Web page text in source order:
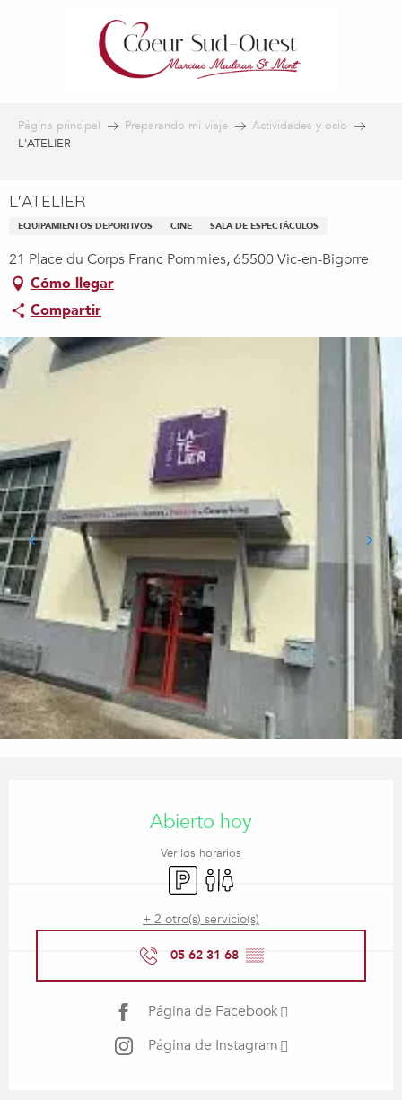
Página principal Preparando mi viaje
Actividades y ocio
L'ATELIER
L'ATELIER
EQUIPAMIENTOS DEPORTIVOS CINE SALA DE ESPECTÁCULOS
21 Place du Corps Franc Pommies, 65500 Vic-en-Bigorre
Cómo llegar
Compartir
Abierto hoy
Ver los horarios
Aparcamiento
Aseos
+ 2 otro(s) servicio(s)
05 62 31 68 ▒▒
Página de Facebook
Página de Instagram